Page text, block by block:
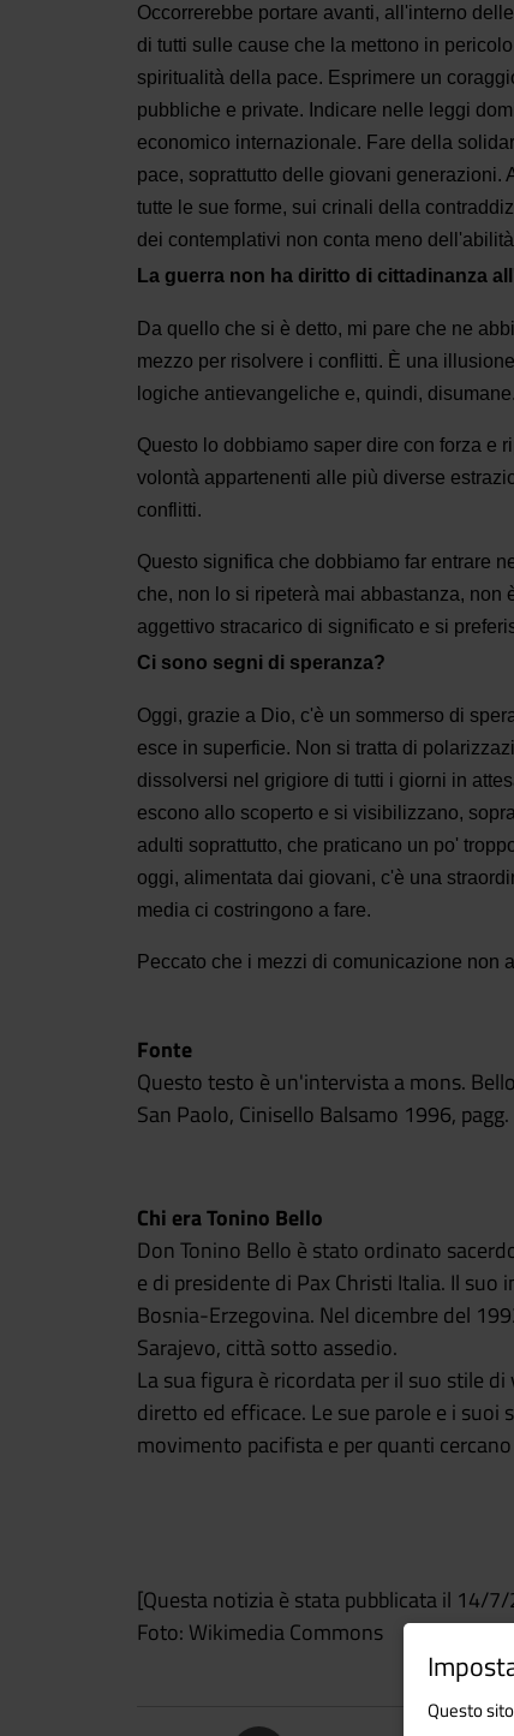
Occorrerebbe portare avanti, all'interno
di tutti sulle cause che la mettono in
spiritualità della pace. Esprimere un
pubbliche e private. Indicare nelle leggi
economico internazionale. Fare della
pace, soprattutto delle giovani
tutte le sue forme, sui crinali della
dei contemplativi non conta meno
La guerra non ha diritto di cittadinanza
Da quello che si è detto, mi pare che ne
mezzo per risolvere i conflitti. È una
logiche antievangeliche e, quindi, disumane.
Questo lo dobbiamo saper dire con forza e
volontà appartenenti alle più diverse
conflitti.
Questo significa che dobbiamo far entrare
che, non lo si ripeterà mai abbastanza,
aggettivo stracarico di significato e si
Ci sono segni di speranza?
Oggi, grazie a Dio, c'è un sommerso di
esce in superficie. Non si tratta di
dissolversi nel grigiore di tutti i giorni in
escono allo scoperto e si visibilizzano,
adulti soprattutto, che praticano un po'
oggi, alimentata dai giovani, c'è una
media ci costringono a fare.
Peccato che i mezzi di comunicazione non
Fonte
Questo testo è un'intervista a mons.
San Paolo, Cinisello Balsamo 1996,
Chi era Tonino Bello
Don Tonino Bello è stato ordinato
e di presidente di Pax Christi Italia. Il
Bosnia-Erzegovina. Nel dicembre del
Sarajevo, città sotto assedio.
La sua figura è ricordata per il suo stile
diretto ed efficace. Le sue parole e i
movimento pacifista e per quanti
[Questa notizia è stata pubblicata il 14/
Foto: Wikimedia Commons
Questo